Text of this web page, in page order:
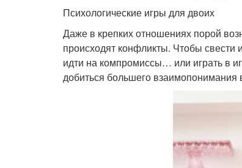
Психологические игры для двоих
Даже в крепких отношениях порой
происходят конфликты. Чтобы
идти на компромиссы… или играть в
добиться большего взаимопонимания